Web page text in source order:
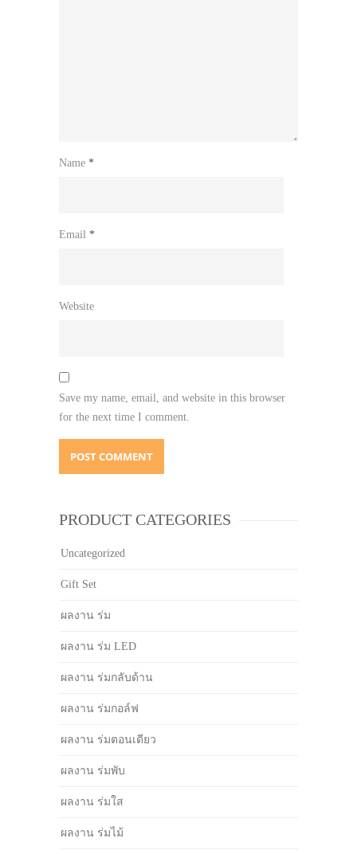
Name *
Email *
Website
Save my name, email, and website in this browser
for the next time I comment.
PRODUCT CATEGORIES
Uncategorized
Gift Set
ผลงาน ร่ม
ผลงาน ร่ม LED
ผลงาน ร่มกลับด้าน
ผลงาน ร่มกอล์ฟ
ผลงาน ร่มตอนเดียว
ผลงาน ร่มพับ
ผลงาน ร่มใส
ผลงาน ร่มไม้